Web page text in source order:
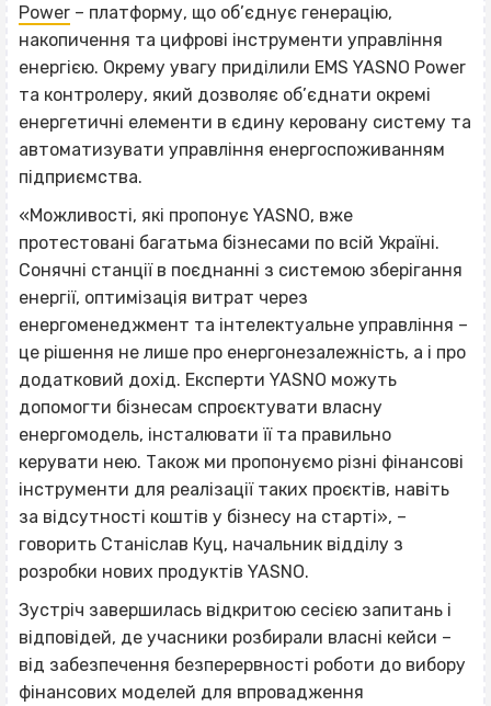
Power – платформу, що об’єднує генерацію,
накопичення та цифрові інструменти управління
енергією. Окрему увагу приділили EMS YASNO Power
та контролеру, який дозволяє об’єднати окремі
енергетичні елементи в єдину керовану систему та
автоматизувати управління енергоспоживанням
підприємства.
«Можливості, які пропонує YASNO, вже
протестовані багатьма бізнесами по всій Україні.
Сонячні станції в поєднанні з системою зберігання
енергії, оптимізація витрат через
енергоменеджмент та інтелектуальне управління –
це рішення не лише про енергонезалежність, а і про
додатковий дохід. Експерти YASNO можуть
допомогти бізнесам спроєктувати власну
енергомодель, інсталювати її та правильно
керувати нею. Також ми пропонуємо різні фінансові
інструменти для реалізації таких проєктів, навіть
за відсутності коштів у бізнесу на старті», –
говорить Станіслав Куц, начальник відділу з
розробки нових продуктів YASNO.
Зустріч завершилась відкритою сесією запитань і
відповідей, де учасники розбирали власні кейси –
від забезпечення безперервності роботи до вибору
фінансових моделей для впровадження